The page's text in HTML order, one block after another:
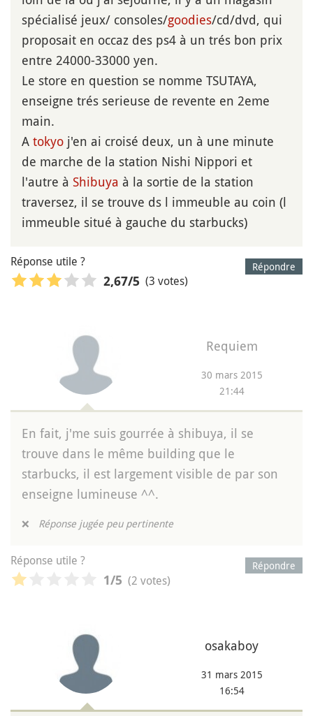
spécialisé jeux/ consoles/goodies/cd/dvd, qui
proposait en occaz des ps4 à un trés bon prix
entre 24000-33000 yen.
Le store en question se nomme TSUTAYA,
enseigne trés serieuse de revente en 2eme
main.
A tokyo j'en ai croisé deux, un à une minute
de marche de la station Nishi Nippori et
l'autre à Shibuya à la sortie de la station
traversez, il se trouve ds l immeuble au coin (l
immeuble situé à gauche du starbucks)
Répondre
Réponse utile ?
2,67/5 (3 votes)
Requiem
30 mars 2015
21:44
En fait, j'me suis gourrée à shibuya, il se
trouve dans le même building que le
starbucks, il est largement visible de par son
enseigne lumineuse ^^.
❌ Réponse jugée peu pertinente
Répondre
Réponse utile ?
1/5 (2 votes)
osakaboy
31 mars 2015
16:54